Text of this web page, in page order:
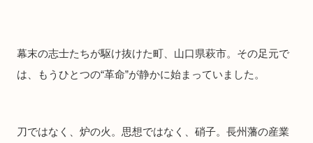
幕末の志士たちが駆け抜けた町、山口県萩市。その足元で
は、もうひとつの“革命”が静かに始まっていました。
刀ではなく、炉の火。思想ではなく、硝子。長州藩の産業